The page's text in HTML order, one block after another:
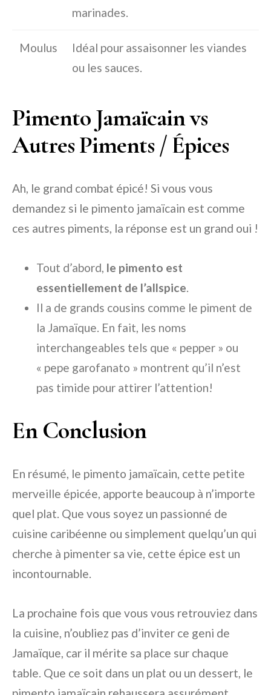
marinades.
Moulus
Idéal pour assaisonner les viandes
ou les sauces.
Pimento Jamaïcain vs
Autres Piments / Épices
Ah, le grand combat épicé! Si vous vous
demandez si le pimento jamaïcain est comme
ces autres piments, la réponse est un grand oui !
Tout d’abord, le pimento est
essentiellement de l’allspice.
Il a de grands cousins comme le piment de
la Jamaïque. En fait, les noms
interchangeables tels que « pepper » ou
« pepe garofanato » montrent qu’il n’est
pas timide pour attirer l’attention!
En Conclusion
En résumé, le pimento jamaïcain, cette petite
merveille épicée, apporte beaucoup à n’importe
quel plat. Que vous soyez un passionné de
cuisine caribéenne ou simplement quelqu’un qui
cherche à pimenter sa vie, cette épice est un
incontournable.
La prochaine fois que vous vous retrouviez dans
la cuisine, n’oubliez pas d’inviter ce geni de
Jamaïque, car il mérite sa place sur chaque
table. Que ce soit dans un plat ou un dessert, le